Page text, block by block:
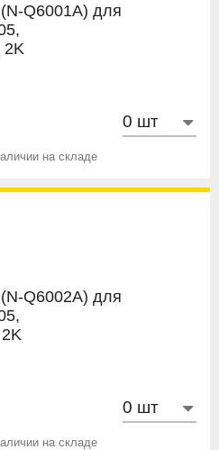
Q6001A) для
2K
на складе
Q6002A) для
на складе